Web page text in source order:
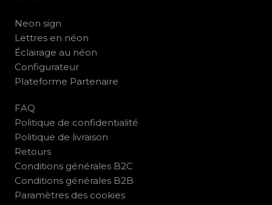
Neon sign
Lettres en néon
Éclairage au néon
Configurateur
Plateforme Partenaire
FAQ
Politique de confidentialité
Politique de livraison
Retours
Conditions générales B2C
Conditions générales B2B
Paramètres des cookies